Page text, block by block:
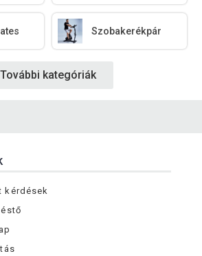
Szobakerékpár
További kategóriák
kérdések